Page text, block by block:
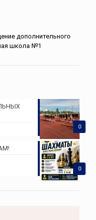
дополнительного
школа №1
0
0